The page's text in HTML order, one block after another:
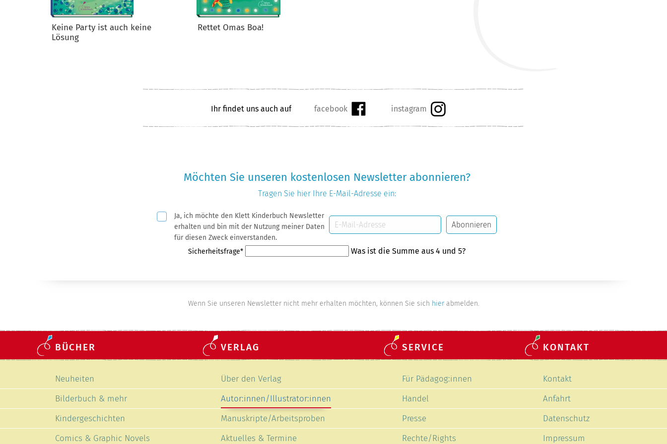
Keine Party ist auch keine
Lösung
Rettet Omas Boa!
Ihr findet uns auch auf
Möchten Sie unseren kostenlosen Newsletter abonnieren?
Tragen Sie hier Ihre E-Mail-Adresse ein:
PflichtfeldJa, ich möchte den Klett Kinderbuch Newsletter
erhalten und bin mit der Nutzung meiner Daten
für diesen Zweck einverstanden.
Mail-
Adresse
Abonnieren
Pflichtfeld
Sicherheitsfrage* Was ist die Summe aus 4 und 5?
Wenn Sie unseren Newsletter nicht mehr erhalten möchten, können Sie sich hierabmelden.
BÜCHER
überspringen
Neuheiten
Bilderbuch & mehr
Kindergeschichten
Comics & Graphic Novels
VERLAG
überspringen
Über den Verlag
Autor:innen/Illustrator:innen
Manuskripte/Arbeitsproben
Aktuelles & Termine
SERVICE
überspringen
Für Pädagog:innen
Handel
Presse
Rechte/Rights
KONTAKT
überspringen
Kontakt
Anfahrt
Datenschutz
Impressum